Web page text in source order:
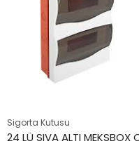
Sigorta Kutusu